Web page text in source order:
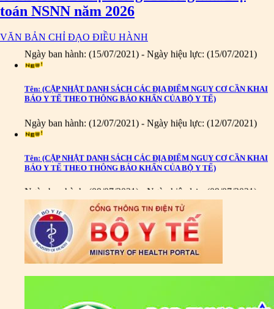
toán NSNN năm 2026
VĂN BẢN CHỈ ĐẠO ĐIỀU HÀNH
BÁO Y TẾ THEO THÔNG BÁO KHẨN CỦA BỘ Y TẾ)
Ngày ban hành: (15/07/2021)
Tên:(CẬP NHẬT DANH SÁCH CÁC ĐỊA ĐIỂM NGUY CƠ CẦN KHAI
Ngày ban hành: (12/07/2021) -Ngày hiệu lực: (12/07/2021)
Tên:(CẬP NHẬT DANH SÁCH CÁC ĐỊA ĐIỂM NGUY CƠ CẦN KHAI
Ngày ban hành: (09/07/2021) -Ngày hiệu lực: (09/07/2021)
(CẬP NHẬT DANH SÁCH CÁC ĐỊA ĐIỂM NGUY CƠ CẦN KHAI
BÁO Y TẾ THEO THÔNG BÁO KHẨN CỦA BỘ Y TẾ)
Ngày ban hành: (06/07/2021) -Ngày hiệu lực: (06/07/2021)
Ngày ban hành: (02/07/2021) -Ngày hiệu lực: (02/07/2021)